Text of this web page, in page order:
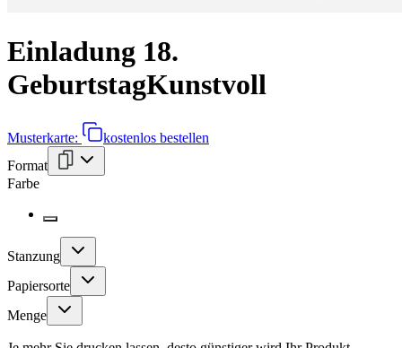
Einladung 18.
GeburtstagKunstvoll
Musterkarte:
kostenlos bestellen
Format
Farbe
Stanzung
Papiersorte
Menge